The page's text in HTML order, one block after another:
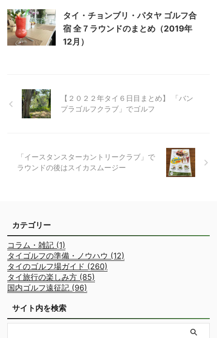
タイ・チョンブリ・パタヤ ゴルフ合
宿 全７ラウンドのまとめ（2019年
12月）
【２０２２年タイ６日目まとめ】 「バン
プラゴルフクラブ」でゴルフ
「イースタンスターカントリークラブ」で
ラウンドの後はスイカスムージー
カテゴリー
コラム・雑記 (1)
タイゴルフの準備・ノウハウ (12)
タイのゴルフ場ガイド (260)
タイ旅行の楽しみ方 (85)
国内ゴルフ遠征記 (96)
サイト内を検索